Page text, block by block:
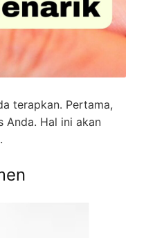
terapkan. Pertama,
Anda. Hal ini akan